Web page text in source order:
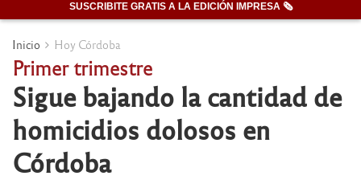
SUSCRIBITE GRATIS A LA EDICIÓN IMPRESA 🗞
Inicio Hoy Córdoba
Primer trimestre
Sigue bajando la cantidad de
homicidios dolosos en
Córdoba